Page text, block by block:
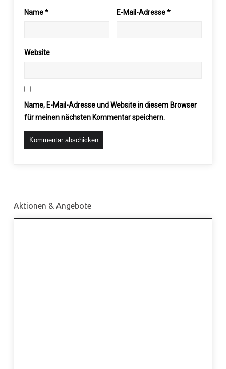
Name* E-Mail-Adresse*
Website
Name, E-Mail-Adresse und Website in diesem Browser
für meinen nächsten Kommentar speichern.
Aktionen & Angebote